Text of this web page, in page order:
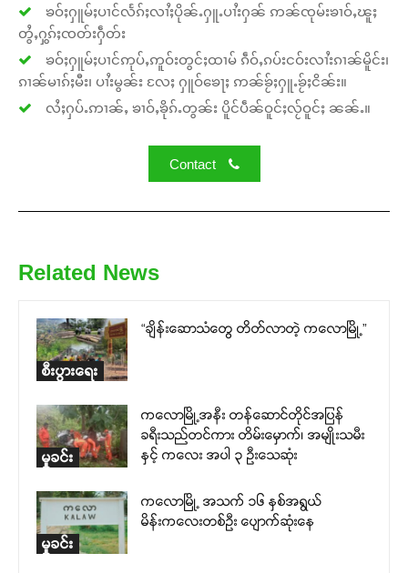
ၶဝ်ႈႁူမ်ႈပၢင်လႅၵ်ႈလၢႆႈပိုၼ်ႉႁူႉပၢႆးႁၼ် ဢၼ်ၸုမ်းၶၢဝ်ႇၽူႈ
တွႆႇႁွၵ်ႈၸတ်းႁဵတ်း
ၶဝ်ႈႁူမ်ႈပၢင်ဢုပ်ႇဢူဝ်းတွင်ႈထၢမ် ၵဵဝ်ႇၵပ်းငဝ်းလၢႆးၵၢၼ်မိူင်း၊
ၵၢၼ်မၢၵ်ႈမီး၊ ပၢႆးမွၼ်း လႄႈ ႁူဝ်ၶေႃႈ ဢၼ်ၶႂ်ႈႁူႉၶႂ်ႈငိၼ်း။
လႆႈႁပ်ႉဢၢၼ်ႇ ၶၢဝ်ႇၶိုၵ်ႉတွၼ်း ပိူင်ပဵၼ်ဝူင်ႈလႂ်ဝူင်ႈ ၼၼ်ႉ။
Contact
Related News
စီးပွားရေး
“ချိန်းဆောသံတွေ တိတ်လာတဲ့ ကလောမြို့”
မှုခင်း
ကလောမြို့အနီး တန်ဆောင်တိုင်အပြန်
ခရီးသည်တင်ကား တိမ်းမှောက်၊ အမျိုးသမီး
နှင့် ကလေး အပါ ၃ ဦးသေဆုံး
မှုခင်း
ကလောမြို့ အသက် ၁၆ နှစ်အရွယ်
မိန်းကလေးတစ်ဉီး ပျောက်ဆုံးနေ